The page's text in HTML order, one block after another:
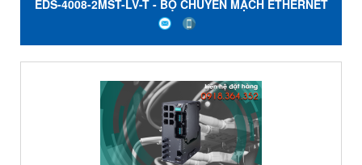
EDS-4008-2MST-LV-T - BỘ CHUYỂN MẠCH ETHERNET
6 CỔNG 10 / 100BaseT (X) - 2 CỔNG ĐA CHẾ ĐỘ
100BaseFX VỚI ĐẦU NỐI ST- NGUỒN KÉP 12/24/48 VDC